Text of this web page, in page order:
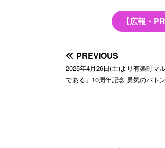
【広報・
PREVIOUS
2025年4月26日(土)より有楽町マ
である」10周年記念 勇気のバト